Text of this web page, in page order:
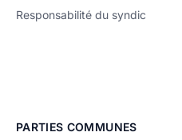
Responsabilité du syndic
PARTIES COMMUNES